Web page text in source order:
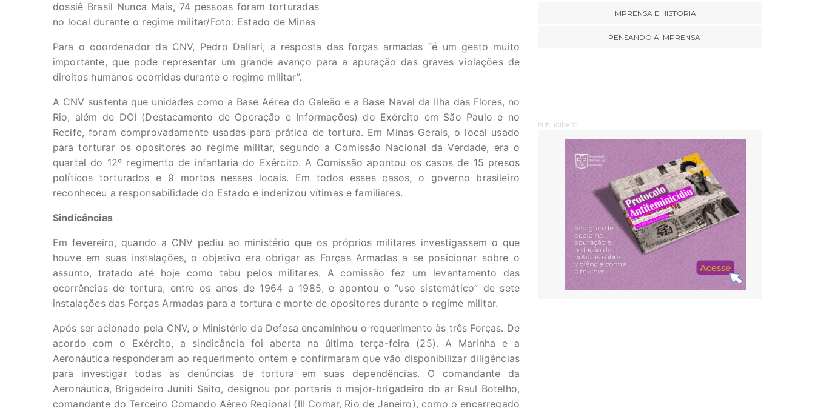
dossiê Brasil Nunca Mais, 74 pessoas foram torturadas
no local durante o regime militar/Foto: Estado de Minas
Para o coordenador da CNV, Pedro Dallari, a resposta das forças armadas “é um gesto muito
importante, que pode representar um grande avanço para a apuração das graves violações de
direitos humanos ocorridas durante o regime militar”.
A CNV sustenta que unidades como a Base Aérea do Galeão e a Base Naval da Ilha das Flores, no
Rio, além de DOI (Destacamento de Operação e Informações) do Exército em São Paulo e no
Recife, foram comprovadamente usadas para prática de tortura. Em Minas Gerais, o local usado
para torturar os opositores ao regime militar, segundo a Comissão Nacional da Verdade, era o
quartel do 12º regimento de infantaria do Exército. A Comissão apontou os casos de 15 presos
políticos torturados e 9 mortos nesses locais. Em todos esses casos, o governo brasileiro
reconheceu a responsabilidade do Estado e indenizou vítimas e familiares.
Sindicâncias
Em fevereiro, quando a CNV pediu ao ministério que os próprios militares investigassem o que
houve em suas instalações, o objetivo era obrigar as Forças Armadas a se posicionar sobre o
assunto, tratado até hoje como tabu pelos militares. A comissão fez um levantamento das
ocorrências de tortura, entre os anos de 1964 a 1985, e apontou o “uso sistemático” de sete
instalações das Forças Armadas para a tortura e morte de opositores durante o regime militar.
Após ser acionado pela CNV, o Ministério da Defesa encaminhou o requerimento às três Forças. De
acordo com o Exército, a sindicância foi aberta na última terça-feira (25). A Marinha e a
Aeronáutica responderam ao requerimento ontem e confirmaram que vão disponibilizar diligências
para investigar todas as denúncias de tortura em suas dependências. O comandante da
Aeronáutica, Brigadeiro Juniti Saito, designou por portaria o major-brigadeiro do ar Raul Botelho,
comandante do Terceiro Comando Aéreo Regional (III Comar, Rio de Janeiro), como o encarregado
IMPRENSA E HISTÓRIA
PENSANDO A IMPRENSA
PUBLICIDADE